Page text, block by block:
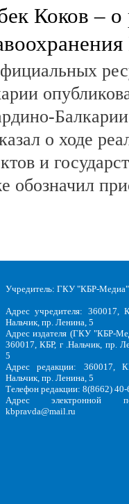
Коков – о
о ходе
и
обозначил
Учредитель: ГКУ "КБР-Медиа"
Адрес учредителя: 360017,
Нальчик, пр. Ленина, 5
Адрес издателя (ГКУ "КБР-
360017, КБР, г .Нальчик, пр.
5
Адрес редакции: 360017,
Нальчик, пр. Ленина, 5
Телефон редакции: 8(8662)
Адрес электронной
kbpravda@mail.ru